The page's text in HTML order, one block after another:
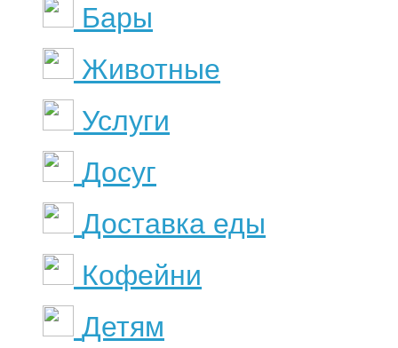
Бары
Животные
Услуги
Досуг
Доставка еды
Кофейни
Детям